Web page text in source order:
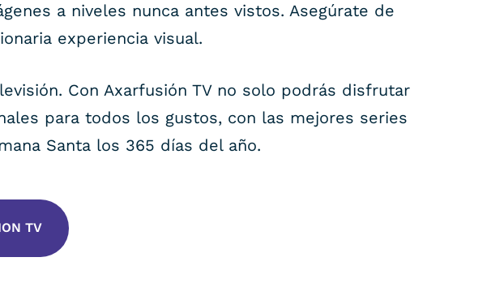
a niveles nunca antes vistos. Asegúrate de
experiencia visual.
Con Axarfusión TV no solo podrás disfrutar
para todos los gustos, con las mejores series
Santa los 365 días del año.
TV